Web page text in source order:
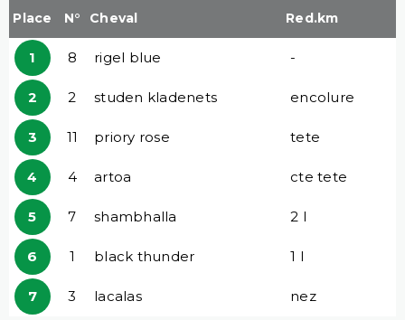
Place N° Cheval Red.km
1 8 rigel blue -
2 2 studen kladenets encolure
3 11 priory rose tete
4 4 artoa cte tete
5 7 shambhalla 2 l
6 1 black thunder 1 l
7 3 lacalas nez